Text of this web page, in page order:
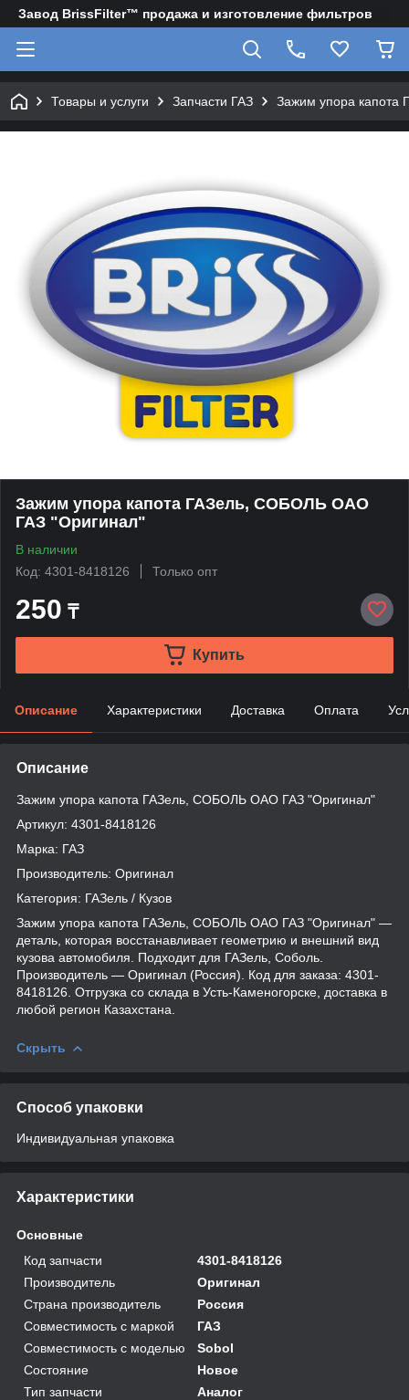
Завод BrissFilter™ продажа и изготовление фильтров
Товары и услуги Запчасти ГАЗ Зажим упора
Зажим упора капота ГАЗель, СОБОЛЬ ОАО
ГАЗ "Оригинал"
В наличии
Код: 4301-8418126
Только опт
250 ₸
Купить
Описание Характеристики Доставка Оплата
Описание
Зажим упора капота ГАЗель, СОБОЛЬ ОАО ГАЗ "Оригинал"
Артикул: 4301-8418126
Марка: ГАЗ
Производитель: Оригинал
Категория: ГАЗель / Кузов
Зажим упора капота ГАЗель, СОБОЛЬ ОАО ГАЗ "Оригинал" —
деталь, которая восстанавливает геометрию и внешний вид
кузова автомобиля. Подходит для ГАЗель, Соболь.
Производитель — Оригинал (Россия). Код для заказа: 4301-
8418126. Отгрузка со склада в Усть-Каменогорске, доставка в
любой регион Казахстана.
Скрыть
Способ упаковки
Индивидуальная упаковка
Характеристики
Основные
Код запчасти
4301-8418126
Производитель
Оригинал
Страна производитель
Россия
Совместимость с маркой
ГАЗ
Совместимость с моделью
Sobol
Состояние
Новое
Тип запчасти
Аналог